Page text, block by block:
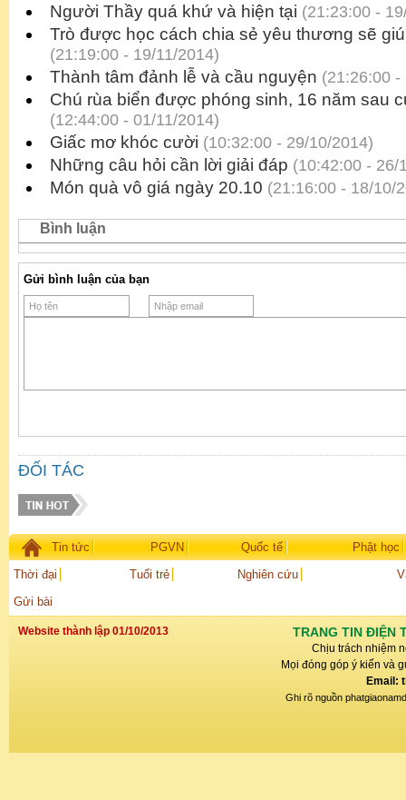
Người Thầy quá khứ và hiện tại (21:23:00 -
Trò được học cách chia sẻ yêu thương sẽ
(21:19:00 - 19/11/2014)
Thành tâm đảnh lễ và cầu nguyện (21:26:00 -
Chú rùa biển được phóng sinh, 16 năm sau
(12:44:00 - 01/11/2014)
Giấc mơ khóc cười (10:32:00 - 29/10/2014)
Những câu hỏi cần lời giải đáp (10:42:00 - 26/
Món quà vô giá ngày 20.10 (21:16:00 - 18/10/
Bình luận
Gửi bình luận của bạn
ĐỐI TÁC
Tin tức PGVN Quốc tế
Phật học
Thời đại
Tuổi trẻ Nghiên cứu
Gửi bài
Website thành lập 01/10/2013 TRANG TIN ĐIỆN
Chịu trách nhiệm
Mọi đóng góp ý kiến và
Email:
Ghi rõ nguồn